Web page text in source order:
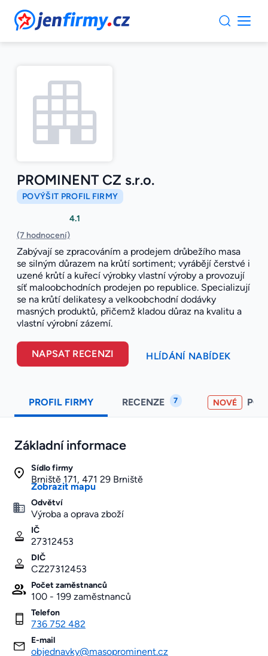
JenFirmy.cz
PROMINENT CZ s.r.o.
POVÝŠIT PROFIL FIRMY
4.1
(7 hodnocení)
Zabývají se zpracováním a prodejem drůbežího masa
se silným důrazem na krůtí sortiment; vyrábějí čerstvé i
uzené krůtí a kuřecí výrobky vlastní výroby a provozují
síť maloobchodních prodejen po republice. Specializují
se na krůtí delikatesy a velkoobchodní dodávky
masných produktů, přičemž kladou důraz na kvalitu a
vlastní výrobní zázemí.
NAPSAT RECENZI HLÍDÁNÍ NABÍDEK
PROFIL FIRMY RECENZE 7 NOVÉ
Základní informace
Sídlo firmy
Brniště 171, 471 29 Brniště
Zobrazit mapu
Odvětví
Výroba a oprava zboží
IČ
27312453
DIČ
CZ27312453
Počet zaměstnanců
100 - 199 zaměstnanců
Telefon
736 752 482
E-mail
objednavky@masoprominent.cz